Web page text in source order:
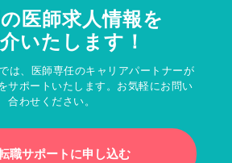
医師求人情報を
いたします！
は、医師専任のキャリアパートナーが
サポートいたします。お気軽にお問い
合わせください。
職サポートに申し込む